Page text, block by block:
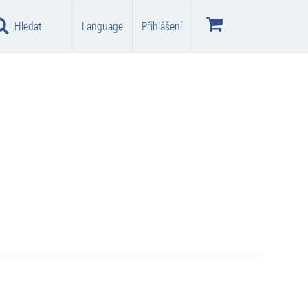
Hledat Language Přihlášení